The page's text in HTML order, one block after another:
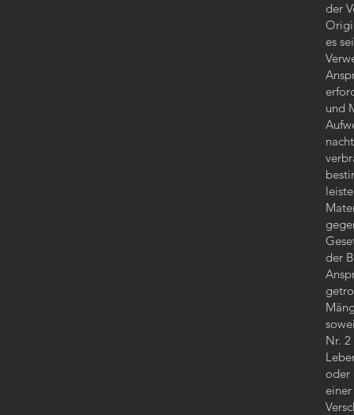
der
es
und
der
Nr.
oder